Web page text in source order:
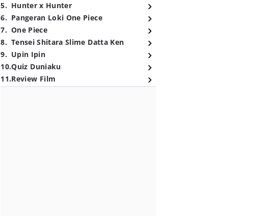
5. Hunter x Hunter
6. Pangeran Loki One Piece
7. One Piece
8. Tensei Shitara Slime Datta Ken
9. Upin Ipin
10.Quiz Duniaku
11.Review Film